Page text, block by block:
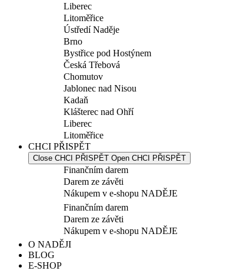
Liberec
Litoměřice
Ústředí Naděje
Brno
Bystřice pod Hostýnem
Česká Třebová
Chomutov
Jablonec nad Nisou
Kadaň
Klášterec nad Ohří
Liberec
Litoměřice
CHCI PŘISPĚT
Close CHCI PŘISPĚT Open CHCI PŘISPĚT
Finančním darem
Darem ze závěti
Nákupem v e-shopu NADĚJE
Finančním darem
Darem ze závěti
Nákupem v e-shopu NADĚJE
O NADĚJI
BLOG
E-SHOP